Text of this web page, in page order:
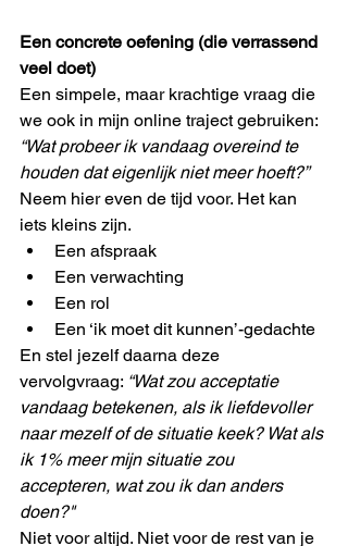
Een concrete oefening (die verrassend
veel doet)
Een simpele, maar krachtige vraag die
we ook in mijn online traject gebruiken:
“Wat probeer ik vandaag overeind te
houden dat eigenlijk niet meer hoeft?”
Neem hier even de tijd voor. Het kan
iets kleins zijn.
Een afspraak
Een verwachting
Een rol
Een ‘ik moet dit kunnen’-gedachte
En stel jezelf daarna deze
vervolgvraag: “Wat zou acceptatie
vandaag betekenen, als ik liefdevoller
naar mezelf of de situatie keek? Wat als
ik 1% meer mijn situatie zou
accepteren, wat zou ik dan anders
doen?"
Niet voor altijd. Niet voor de rest van je